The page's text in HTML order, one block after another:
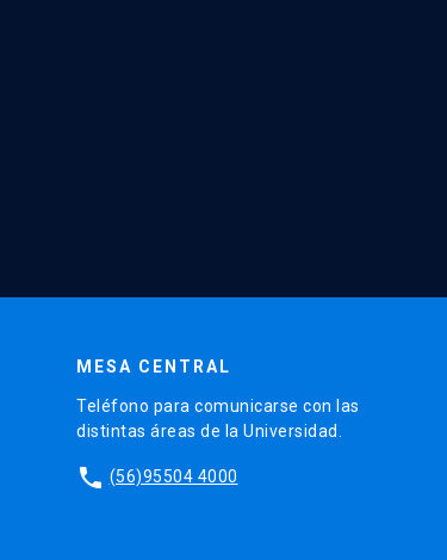
MESA CENTRAL
Teléfono para comunicarse con las
distintas áreas de la Universidad.
phone (56)95504 4000